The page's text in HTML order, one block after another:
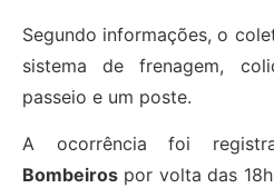
Segundo informações, o
sistema de frenagem,
passeio e um poste.
A ocorrência foi
Bombeiros por volta das